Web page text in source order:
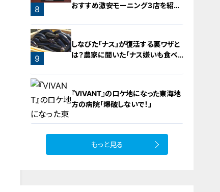
8
おすすめ激安モーニング３店を紹
9
しなびた「ナス」が復活する裏ワザと
は？農家に聞いた「ナス嫌いも食べ
『VIVANT』のロケ地になった東海地
方の病院「爆破しないで！」
もっと見る